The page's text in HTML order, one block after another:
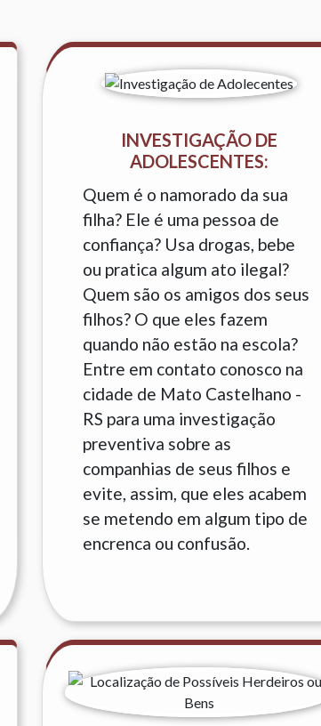
INVESTIGAÇÃO DE
ADOLESCENTES:
Quem é o namorado da sua
filha? Ele é uma pessoa de
confiança? Usa drogas, bebe
ou pratica algum ato ilegal?
Quem são os amigos dos seus
filhos? O que eles fazem
quando não estão na escola?
Entre em contato conosco na
cidade de Mato Castelhano -
RS para uma investigação
preventiva sobre as
companhias de seus filhos e
evite, assim, que eles acabem
se metendo em algum tipo de
encrenca ou confusão.